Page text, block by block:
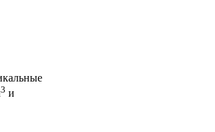
3 и